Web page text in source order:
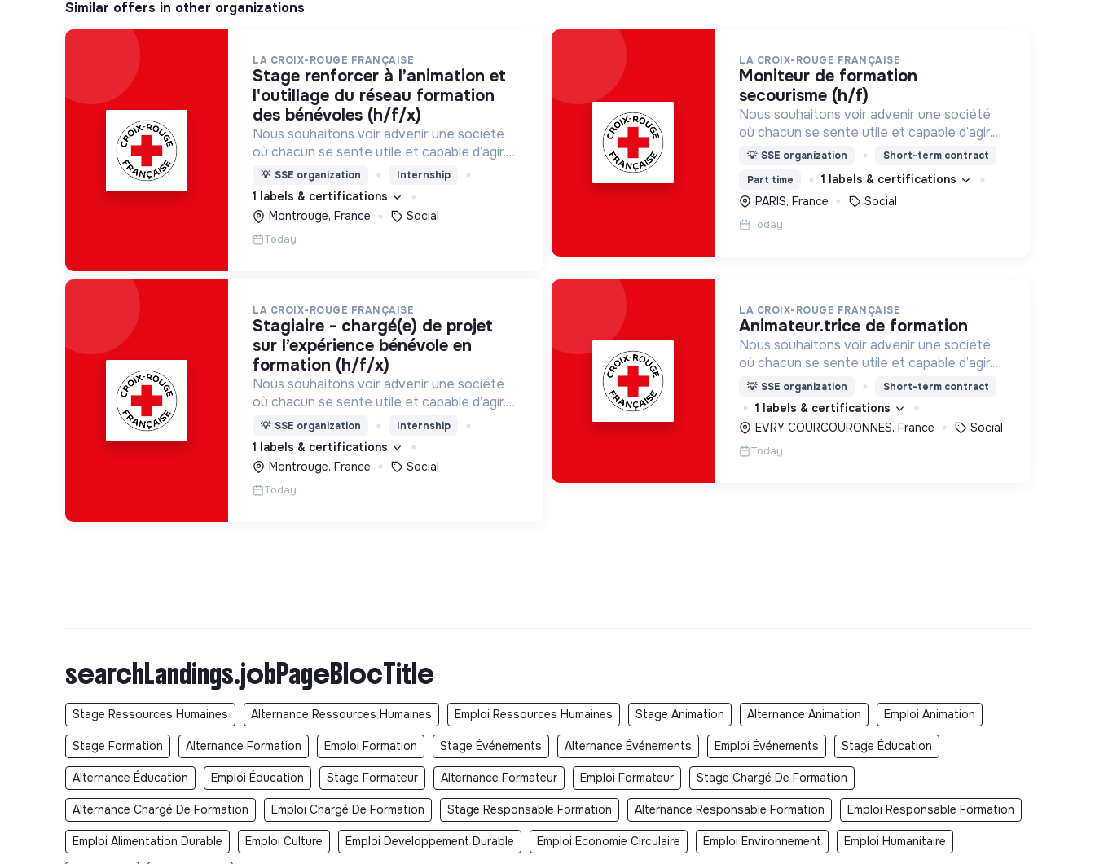
Similar offers in other organizations
LA CROIX-ROUGE FRANÇAISE
stage renforcer à l’animation et
l'outillage du réseau formation
des bénévoles (h/f/x)
Nous souhaitons voir advenir une société
où chacun se sente utile et capable d’agir.
Pour cela, nous proposons des moyens et
des lieux d’engagement innovants et
adaptés à tous.
💡 SSE organization Internship
1 labels & certifications
Montrouge, France
Social
Today
LA CROIX-ROUGE FRANÇAISE
moniteur de formation
secourisme (h/f)
Nous souhaitons voir advenir une société
où chacun se sente utile et capable d’agir.
Pour cela, nous proposons des moyens et
adaptés à tous.
💡 SSE organization
Short-term contract
Part time
1 labels & certifications
PARIS, France
Social
Today
LA CROIX-ROUGE FRANÇAISE
stagiaire - chargé(e) de projet
sur l’expérience bénévole en
formation (h/f/x)
Nous souhaitons voir advenir une société
où chacun se sente utile et capable d’agir.
Pour cela, nous proposons des moyens et
des lieux d’engagement innovants et
adaptés à tous.
💡 SSE organization Internship
1 labels & certifications
Montrouge, France
Social
Today
LA CROIX-ROUGE FRANÇAISE
animateur.trice de formation
Nous souhaitons voir advenir une société
où chacun se sente utile et capable d’agir.
Pour cela, nous proposons des moyens et
des lieux d’engagement innovants et
adaptés à tous.
💡 SSE organization Short-term contract
1 labels & certifications
EVRY COURCOURONNES, France
Social
Today
searchLandings.jobPageBlocTitle
Stage Ressources Humaines Alternance Ressources Humaines Emploi Ressources Humaines Stage Animation Alternance Animation Emploi Animation
Stage Formation Alternance Formation Emploi Formation Stage Événements Alternance Événements Emploi Événements Stage Éducation
Alternance Éducation Emploi Éducation Stage Formateur Alternance Formateur Emploi Formateur Stage Chargé De Formation
Alternance Chargé De Formation Emploi Chargé De Formation Stage Responsable Formation Alternance Responsable Formation Emploi Responsable Formation
Emploi Alimentation Durable Emploi Culture Emploi Developpement Durable Emploi Economie Circulaire Emploi Environnement Emploi Humanitaire